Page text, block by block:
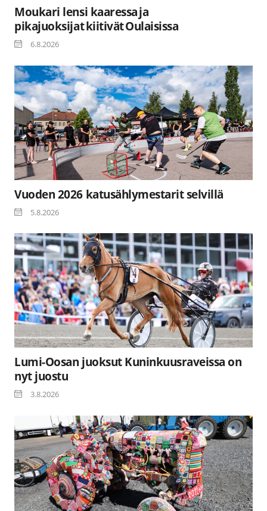
Moukari lensi kaaressa ja
pikajuoksijat kiitivät Oulaisissa
6.8.2026
Vuoden 2026 katusählymestarit selvillä
5.8.2026
Lumi-Oosan juoksut Kuninkuusraveissa on
nyt juostu
3.8.2026